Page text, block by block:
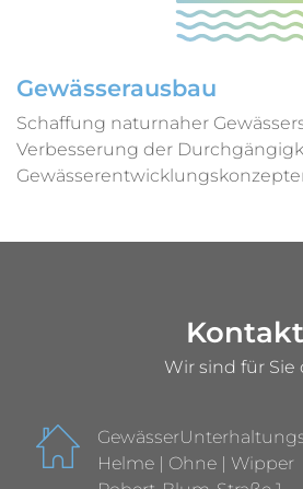
Gewässerausbau
Schaffung naturnaher
Verbesserung der
Kontakt
Wir sind für Sie
Helme | Ohne | Wipper